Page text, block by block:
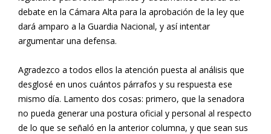
debate en la Cámara Alta para la aprobación de la ley que
dará amparo a la Guardia Nacional, y así intentar
argumentar una defensa.
Agradezco a todos ellos la atención puesta al análisis que
desglosé en unos cuántos párrafos y su respuesta ese
mismo día. Lamento dos cosas: primero, que la senadora
no pueda generar una postura oficial y personal al respecto
de lo que se señaló en la anterior columna, y que sean sus